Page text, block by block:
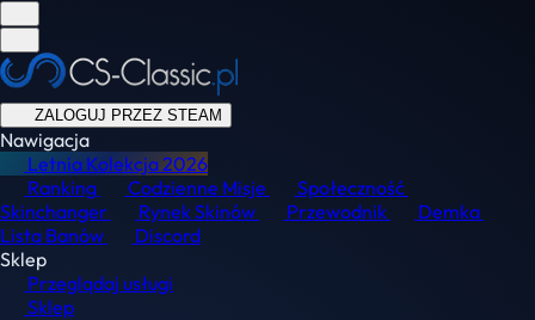
ZALOGUJ PRZEZ STEAM
Nawigacja
Letnia Kolekcja2026
Ranking
Codzienne Misje
Społeczność
Skinchanger
Rynek Skinów Przewodnik
Demka
Lista Banów
Discord
Sklep
Przeglądaj usługi
Sklep